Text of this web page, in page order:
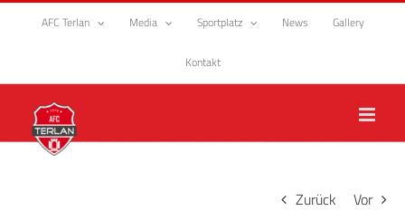
Zum
AFC Terlan Media Sportplatz News Gallery
Kontakt
Zurück Vor